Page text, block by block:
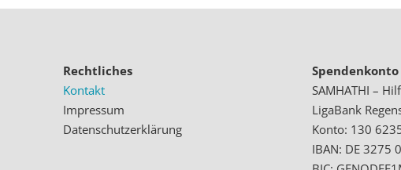
Rechtliches
Kontakt
Impressum
Datenschutzerklärung
Spendenkonto
SAMHATHI –
LigaBank
Konto: 130
IBAN: DE 3275